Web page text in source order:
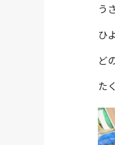
う
ひ
ど
た